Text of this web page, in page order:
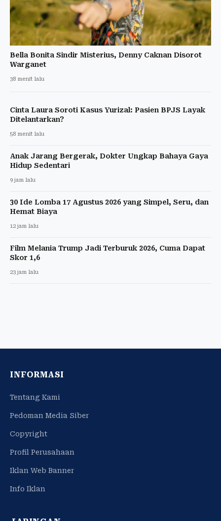
Bella Bonita Sindir Misterius, Denny Caknan Disorot
Warganet
38 menit lalu
Cinta Laura Soroti Kasus Yurizal: Pasien BPJS Layak
Ditelantarkan?
58 menit lalu
Anak Jarang Bergerak, Dokter Ungkap Bahaya Gaya
Hidup Sedentari
9 jam lalu
30 Ide Lomba 17 Agustus 2026 yang Simpel, Seru, dan
Hemat Biaya
12 jam lalu
Film Melania Trump Jadi Terburuk 2026, Cuma Dapat
Skor 1,6
23 jam lalu
INFORMASI
Tentang Kami
Pedoman Media Siber
Copyright
Profil Perusahaan
Iklan Web Banner
Info Iklan